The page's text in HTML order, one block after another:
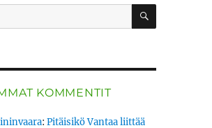
HAKU
KOMMENTIT
:Pitäisikö Vantaa liittää